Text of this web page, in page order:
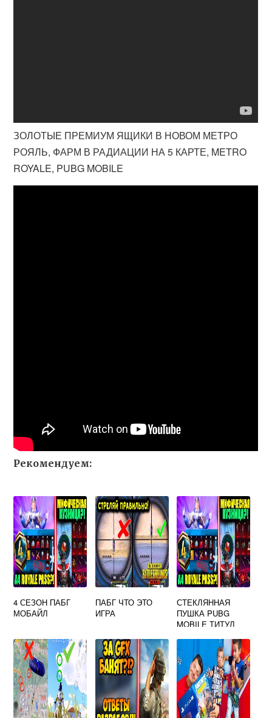
ЗОЛОТЫЕ ПРЕМИУМ ЯЩИКИ В НОВОМ МЕТРО
РОЯЛЬ, ФАРМ В РАДИАЦИИ НА 5 КАРТЕ, METRO
ROYALE, PUBG MOBILE
Рекомендуем:
4 СЕЗОН ПАБГ
МОБАЙЛ
ПАБГ ЧТО ЭТО
ИГРА
СТЕКЛЯННАЯ
ПУШКА PUBG
MOBILE ТИТУЛ